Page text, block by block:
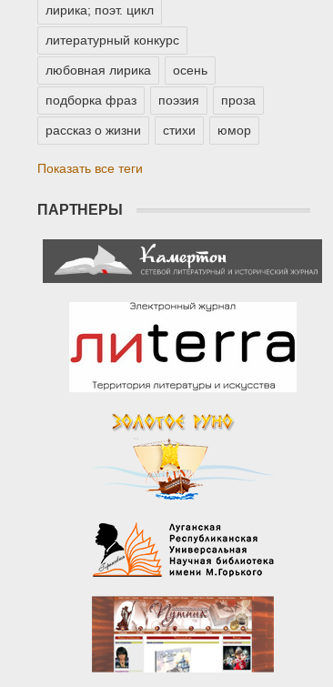
лирика; поэт. цикл
литературный конкурс
любовная лирика осень
подборка фраз поэзия проза
рассказ о жизни стихи юмор
Показать все теги
ПАРТНЕРЫ